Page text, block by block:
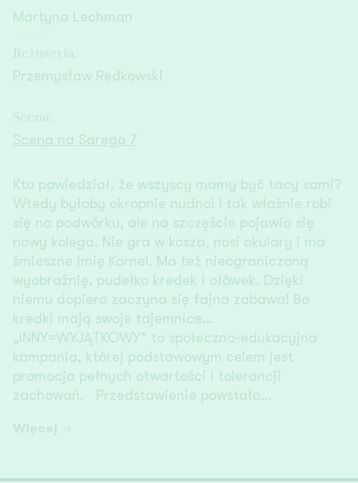
Martyna Lechman
Przemysław Redkowski
Scena na Sarego 7
Kto powiedział, że wszyscy mamy być tacy sami?
Wtedy byłoby okropnie nudno! I tak właśnie robi
się na podwórku, ale na szczęście pojawia się
nowy kolega. Nie gra w kosza, nosi okulary i ma
śmieszne imię Kornel. Ma też nieograniczoną
wyobraźnię, pudełko kredek i ołówek. Dzięki
niemu dopiero zaczyna się fajna zabawa! Bo
kredki mają swoje tajemnice…
„INNY=WYJĄTKOWY” to społeczno-edukacyjna
kampania, której podstawowym celem jest
promocja pełnych otwartości i tolerancji
zachowań. Przedstawienie powstało...